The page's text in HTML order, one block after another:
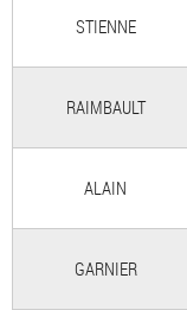
STIENNE
RAIMBAULT
ALAIN
GARNIER